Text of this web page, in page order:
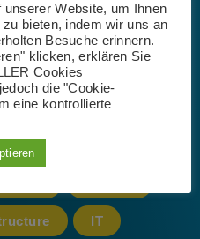
Artificial Intelligence
IT
Website, um Ihnen
bieten, indem wir uns an
Besuche erinnern.
klicken, erklären Sie
Cookies
die "Cookie-
eine kontrollierte